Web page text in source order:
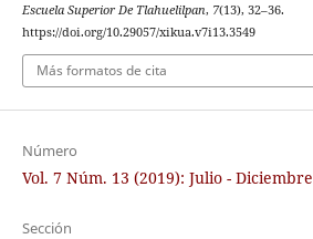
Escuela Superior De Tlahuelilpan, 7(13), 32–36.
https://doi.org/10.29057/xikua.v7i13.3549
Más formatos de cita
Número
Vol. 7 Núm. 13 (2019): Julio - Diciembre
Sección